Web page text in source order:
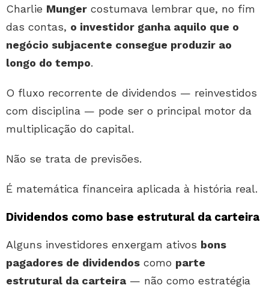
Charlie Munger costumava lembrar que, no fim
das contas, o investidor ganha aquilo que o
negócio subjacente consegue produzir ao
longo do tempo.
O fluxo recorrente de dividendos — reinvestidos
com disciplina — pode ser o principal motor da
multiplicação do capital.
Não se trata de previsões.
É matemática financeira aplicada à história real.
Dividendos como base estrutural da carteira
Alguns investidores enxergam ativos bons
pagadores de dividendos como parte
estrutural da carteira — não como estratégia